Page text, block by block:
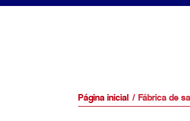
Página inicial Fábrica de